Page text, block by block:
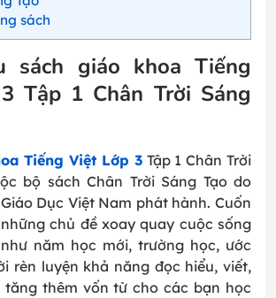
sách
sách giáo khoa Tiếng
Tập 1 Chân Trời Sáng
Tiếng Việt Lớp 3Tập 1 Chân Trời
bộ sách Chân Trời Sáng Tạo do
Dục Việt Nam phát hành. Cuốn
chủ đề xoay quay cuộc sống
năm học mới, trường học, ước
rèn luyện khả năng đọc hiểu, viết,
tăng thêm vốn từ cho các bạn học